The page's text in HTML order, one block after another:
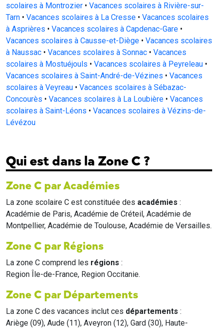
scolaires à Montrozier • Vacances scolaires à Rivière-sur-
Tarn • Vacances scolaires à La Cresse • Vacances scolaires
à Asprières • Vacances scolaires à Capdenac-Gare •
Vacances scolaires à Causse-et-Diège • Vacances scolaires
à Naussac • Vacances scolaires à Sonnac • Vacances
scolaires à Mostuéjouls • Vacances scolaires à Peyreleau •
Vacances scolaires à Saint-André-de-Vézines • Vacances
scolaires à Veyreau • Vacances scolaires à Sébazac-
Concourès • Vacances scolaires à La Loubière • Vacances
scolaires à Saint-Léons • Vacances scolaires à Vézins-de-
Lévézou
Qui est dans la Zone C ?
Zone C par Académies
La zone scolaire C est constituée des académies :
Académie de Paris, Académie de Créteil, Académie de
Montpellier, Académie de Toulouse, Académie de Versailles.
Zone C par Régions
La zone C comprend les régions :
Region Île-de-France, Region Occitanie.
Zone C par Départements
La zone C des vacances inclut ces départements :
Ariège (09), Aude (11), Aveyron (12), Gard (30), Haute-